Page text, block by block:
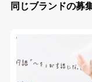
同じブランドの募